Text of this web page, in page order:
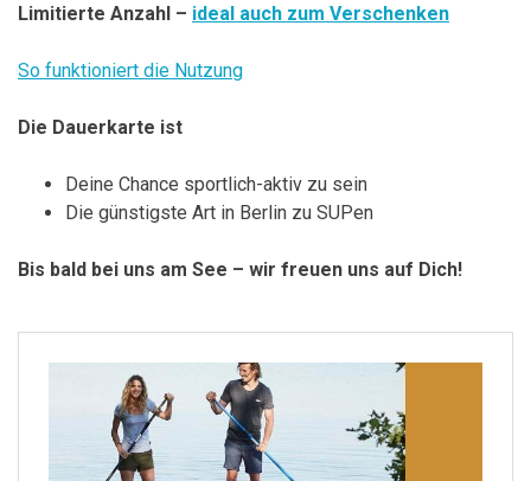
Limitierte Anzahl – ideal auch zum Verschenken
So funktioniert die Nutzung
Die Dauerkarte ist
Deine Chance sportlich-aktiv zu sein
Die günstigste Art in Berlin zu SUPen
Bis bald bei uns am See – wir freuen uns auf Dich!